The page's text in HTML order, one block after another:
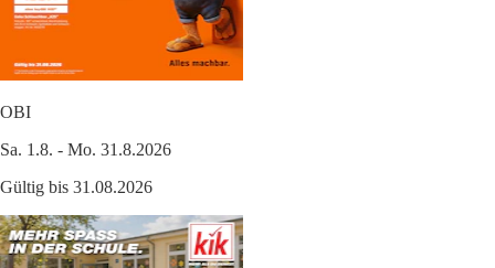
OBI
Sa. 1.8. - Mo. 31.8.2026
Gültig bis 31.08.2026